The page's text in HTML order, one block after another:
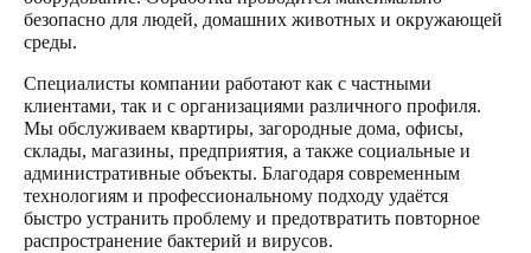
безопасно для людей, домашних животных и окружающей
среды.
Специалисты компании работают как с частными
клиентами, так и с организациями различного профиля.
Мы обслуживаем квартиры, загородные дома, офисы,
склады, магазины, предприятия, а также социальные и
административные объекты. Благодаря современным
технологиям и профессиональному подходу удаётся
быстро устранить проблему и предотвратить повторное
распространение бактерий и вирусов.